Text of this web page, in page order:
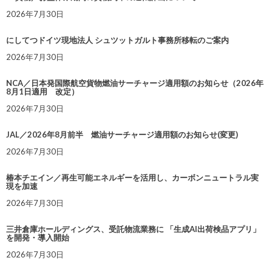
2026年7月30日
にしてつドイツ現地法人 シュツットガルト事務所移転のご案内
2026年7月30日
NCA／日本発国際航空貨物燃油サーチャージ適用額のお知らせ（2026年
8月1日適用 改定）
2026年7月30日
JAL／2026年8月前半 燃油サーチャージ適用額のお知らせ(変更)
2026年7月30日
椿本チエイン／再生可能エネルギーを活用し、カーボンニュートラル実
現を加速
2026年7月30日
三井倉庫ホールディングス、受託物流業務に 「生成AI出荷検品アプリ」
を開発・導入開始
2026年7月30日